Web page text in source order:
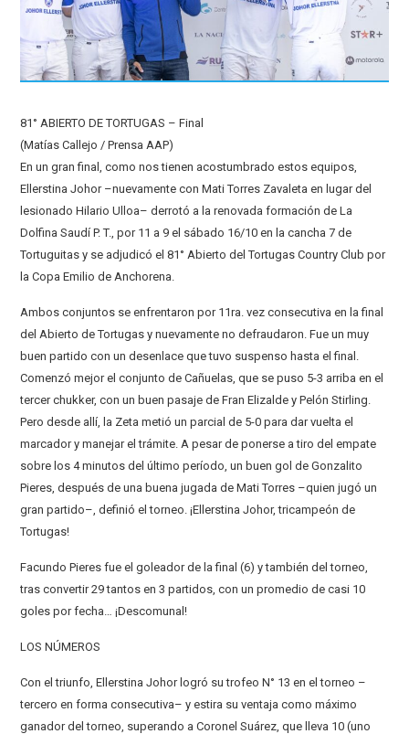
81° ABIERTO DE TORTUGAS – Final
(Matías Callejo / Prensa AAP)
En un gran final, como nos tienen acostumbrado estos equipos,
Ellerstina Johor –nuevamente con Mati Torres Zavaleta en lugar del
lesionado Hilario Ulloa– derrotó a la renovada formación de La
Dolfina Saudí P. T., por 11 a 9 el sábado 16/10 en la cancha 7 de
Tortuguitas y se adjudicó el 81° Abierto del Tortugas Country Club por
la Copa Emilio de Anchorena.
Ambos conjuntos se enfrentaron por 11ra. vez consecutiva en la final
del Abierto de Tortugas y nuevamente no defraudaron. Fue un muy
buen partido con un desenlace que tuvo suspenso hasta el final.
Comenzó mejor el conjunto de Cañuelas, que se puso 5-3 arriba en el
tercer chukker, con un buen pasaje de Fran Elizalde y Pelón Stirling.
Pero desde allí, la Zeta metió un parcial de 5-0 para dar vuelta el
marcador y manejar el trámite. A pesar de ponerse a tiro del empate
sobre los 4 minutos del último período, un buen gol de Gonzalito
Pieres, después de una buena jugada de Mati Torres –quien jugó un
gran partido–, definió el torneo. ¡Ellerstina Johor, tricampeón de
Tortugas!
Facundo Pieres fue el goleador de la final (6) y también del torneo,
tras convertir 29 tantos en 3 partidos, con un promedio de casi 10
goles por fecha… ¡Descomunal!
LOS NÚMEROS
Con el triunfo, Ellerstina Johor logró su trofeo N° 13 en el torneo –
tercero en forma consecutiva– y estira su ventaja como máximo
ganador del torneo, superando a Coronel Suárez, que lleva 10 (uno